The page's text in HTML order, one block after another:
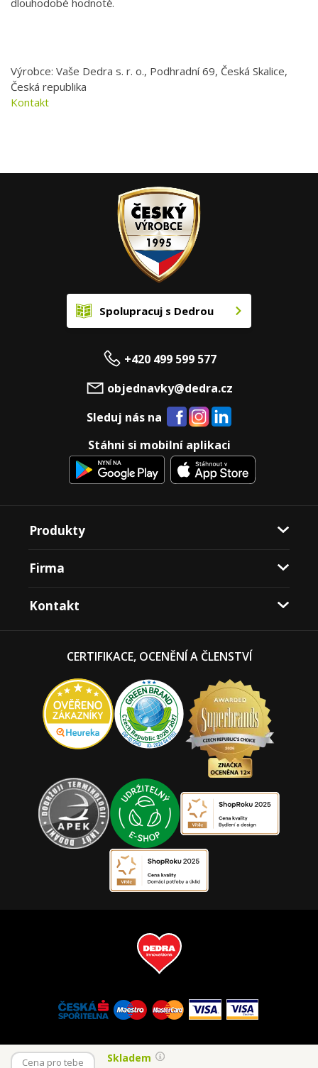
Cena pro tebe Skladem
Výrobce: Vaše Dedra s. r. o., Podhradní 69, Česká Skalice,
Česká republika
Kontakt
Spolupracuj s Dedrou
+420 499 599 577
objednavky@dedra.cz
Sleduj nás na
Stáhni si mobilní aplikaci
Produkty
Firma
Kontakt
CERTIFIKACE, OCENĚNÍ A ČLENSTVÍ